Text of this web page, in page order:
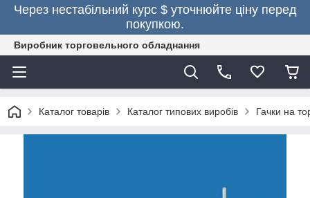
Через нестабільний курс $ уточнюйте ціну перед
покупкою.
Виробник торговельного обладнання
Каталог товарів Каталог типових виробів Гачки на